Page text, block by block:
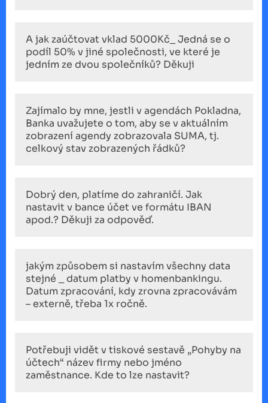
A jak zaúčtovat vklad 5000Kč_ Jedná se o
podíl 50% v jiné společnosti, ve které je
jedním ze dvou společníků? Děkuji
Zajímalo by mne, jestli v agendách Pokladna,
Banka uvažujete o tom, aby se v aktuálním
zobrazení agendy zobrazovala SUMA, tj.
celkový stav zobrazených řádků?
Dobrý den, platíme do zahraničí. Jak
nastavit v bance účet ve formátu IBAN
apod.? Děkuji za odpověď.
jakým způsobem si nastavím všechny data
stejné _ datum platby v homenbankingu.
Datum zpracování, kdy zrovna zpracovávám
– externě, třeba 1x ročně.
Potřebuji vidět v tiskové sestavě „Pohyby na
účtech“ název firmy nebo jméno
zaměstnance. Kde to lze nastavit?